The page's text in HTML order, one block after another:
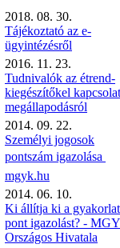
2018. 08. 30.
Tájékoztató az e-
ügyintézésről
2016. 11. 23.
Tudnivalók az étrend-
kiegészítőkel
megállapodásról
2014. 09. 22.
Személyi jogosok
pontszám igazolása 
mgyk.hu
2014. 06. 10.
Ki állítja ki a
pont igazolást? -
Országos Hivatala